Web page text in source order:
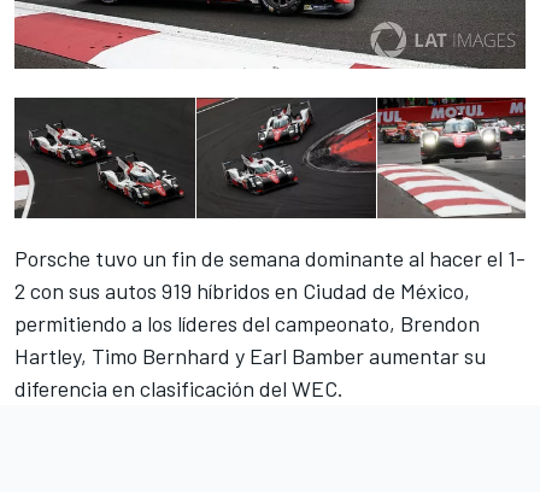
Porsche tuvo un fin de semana dominante al hacer el 1-
2 con sus autos 919 híbridos en Ciudad de México,
permitiendo a los líderes del campeonato, Brendon
Hartley, Timo Bernhard y Earl Bamber aumentar su
diferencia en clasificación del WEC.